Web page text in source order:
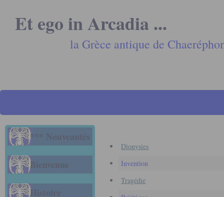
Et ego in Arcadia ...
la Grèce antique de
*** Nouveautés
Bienvenue
Histoire
Dionysies
Invention
Tragédie